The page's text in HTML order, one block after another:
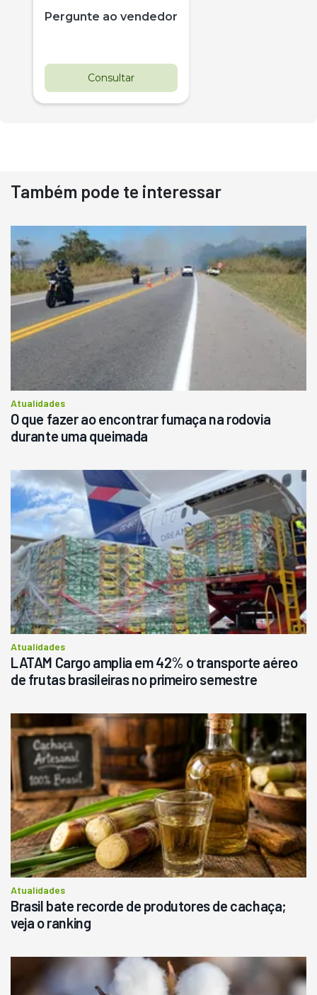
Pergunte ao vendedor
Consultar
Destaque
Usado
Pá Carregadeira Cat 966
Ano 1987
Londrina
R$
Consultar
Também pode te interessar
Atualidades
O que fazer ao encontrar fumaça na rodovia
durante uma queimada
Atualidades
LATAM Cargo amplia em 42% o transporte aéreo
de frutas brasileiras no primeiro semestre
Atualidades
Brasil bate recorde de produtores de cachaça;
veja o ranking